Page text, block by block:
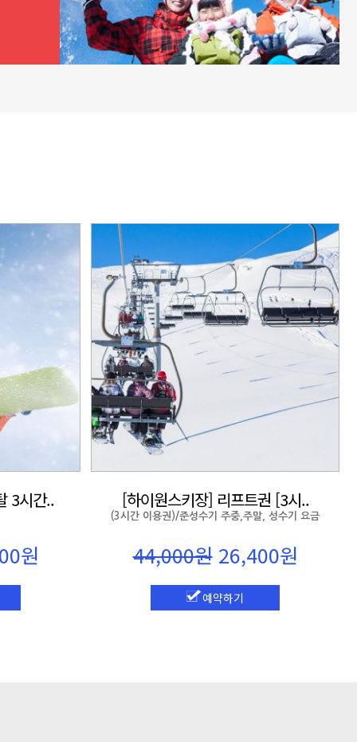
3시간..
원
[하이원스키장] 리프트권 [3시..
(3시간 이용권)/준성수기 주중,주말, 성수기 요금
44,000원 26,400원
예약하기